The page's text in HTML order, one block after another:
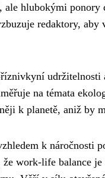
hlubokými ponory
redaktory,
na témata
k planetě, aniž by
k náročnosti
že work-life balance